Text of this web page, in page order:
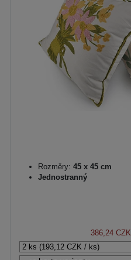
Rozměry: 45 x 45 cm
Jednostranný
386,24 CZK